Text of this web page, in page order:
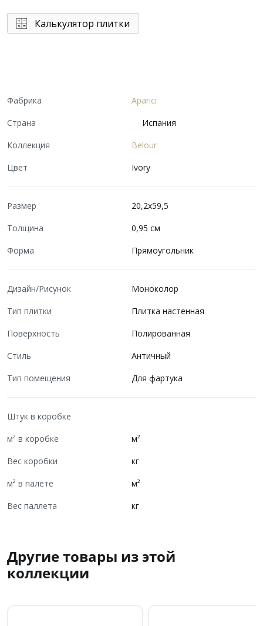
Калькулятор плитки
Фабрика
Aparici
Страна
Испания
Коллекция
Belour
Цвет
Ivory
Размер
20,2x59,5
Толщина
0,95 см
Форма
Прямоугольник
Дизайн/Рисунок
Моноколор
Тип плитки
Плитка настенная
Поверхность
Полированная
Стиль
Античный
Тип помещения
Для фартука
Штук в коробке
м² в коробке
м²
Вес коробки
кг
м² в палете
м²
Вес паллета
кг
Другие товары из этой
коллекции